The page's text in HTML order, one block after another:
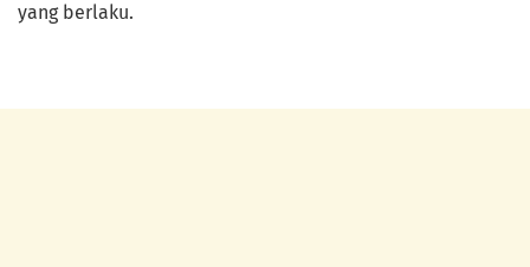
yang berlaku.